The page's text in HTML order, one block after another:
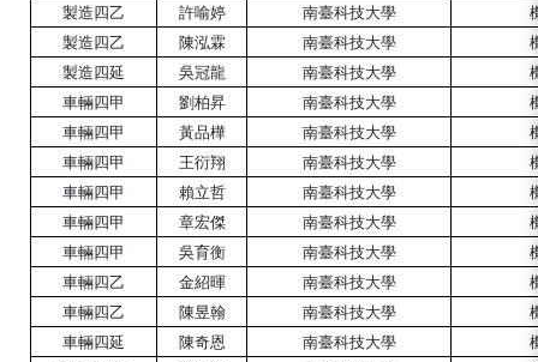
製造四乙 許喻婷 南臺科技大學
製造四乙 陳泓霖 南臺科技大學
製造四延
吳冠龍 南臺科技大學
車輛四甲
劉柏昇 南臺科技大學
車輛四甲
黃品樺 南臺科技大學
車輛四甲
王衍翔 南臺科技大學
車輛四甲
賴立哲 南臺科技大學
車輛四甲
章宏傑 南臺科技大學
車輛四甲
吳育衡 南臺科技大學
車輛四乙
金紹暉 南臺科技大學
車輛四乙
陳昱翰 南臺科技大學
車輛四延
陳奇恩 南臺科技大學